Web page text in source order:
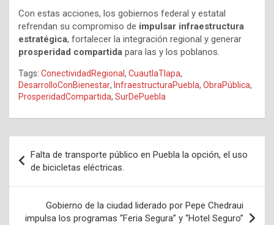
Con estas acciones, los gobiernos federal y estatal
refrendan su compromiso de impulsar infraestructura
estratégica, fortalecer la integración regional y generar
prosperidad compartida para las y los poblanos.
Tags: ConectividadRegional, CuautlaTlapa,
DesarrolloConBienestar, InfraestructuraPuebla, ObraPública,
ProsperidadCompartida, SurDePuebla
de
entradas
Falta de transporte público en Puebla la opción, el uso
de bicicletas eléctricas.
Gobierno de la ciudad liderado por Pepe Chedraui
impulsa los programas “Feria Segura” y “Hotel Seguro”